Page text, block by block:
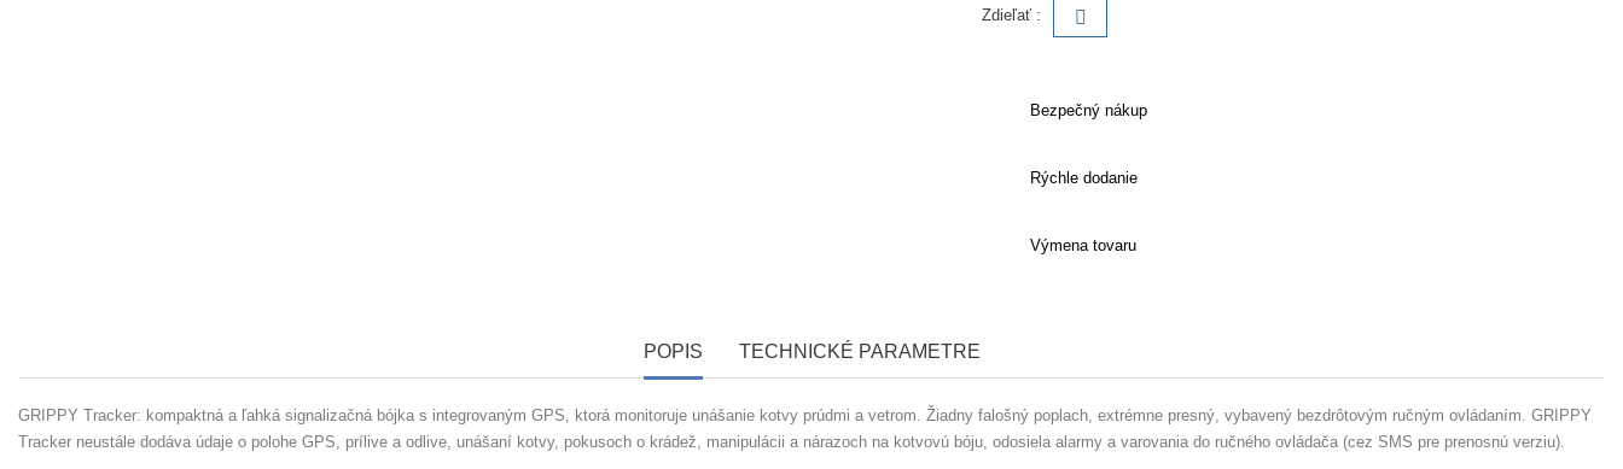
Zdieľať :
Bezpečný nákup
Rýchle dodanie
Výmena tovaru
POPIS TECHNICKÉ PARAMETRE
GRIPPY Tracker: kompaktná a ľahká signalizačná bójka s integrovaným GPS, ktorá monitoruje unášanie kotvy prúdmi a vetrom. Žiadny falošný poplach, extrémne presný, vybavený bezdrôtovým ručným ovládaním. GRIPPY
Tracker neustále dodáva údaje o polohe GPS, prílive a odlive, unášaní kotvy, pokusoch o krádež, manipulácii a nárazoch na kotvovú bóju, odosiela alarmy a varovania do ručného ovládača (cez SMS pre prenosnú verziu).